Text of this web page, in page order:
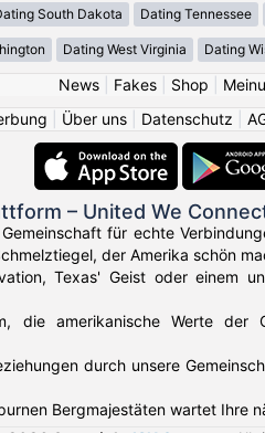
South Dakota Dating Tennessee
Dating West Virginia Dating
News| Fakes| Shop
Über uns Datenschutz
– United We
für echte
der Amerika schön
Texas' Geist oder einem
die amerikanische Werte
durch unsere
Bergmajestäten wartet Ihre